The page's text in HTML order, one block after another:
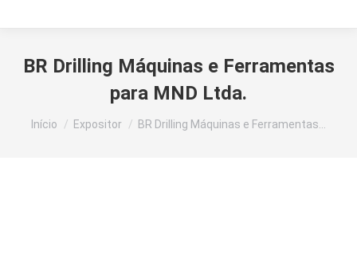
BR Drilling Máquinas e Ferramentas
para MND Ltda.
Você está aqui:
Início Expositor BR Drilling Máquinas e Ferramentas…